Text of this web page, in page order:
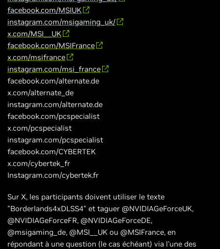
facebook.com/MSIUK
instagram.com/msigaming_uk/
x.com/MSI__UK
facebook.com/MSIFrance
x.com/msifrance
instagram.com/msi_france
facebook.com/alternate.de
x.com/alternate_de
instagram.com/alternate.de
facebook.com/pcspecialist
x.com/pcspecialist
instagram.com/pcspecialist
facebook.com/CYBERTEK
x.com/cybertek_fr
Instagram.com/cybertek.fr
Sur X, les participants doivent utiliser le texte
"Borderlands4xDLSS4" et taguer @NVIDIAGeForceUK,
@NVIDIAGeForceFR, @NVIDIAGeForceDE,
@msigaming_de, @MSI__UK ou @MSIFrance, en
répondant à une question (le cas échéant) via l'une des